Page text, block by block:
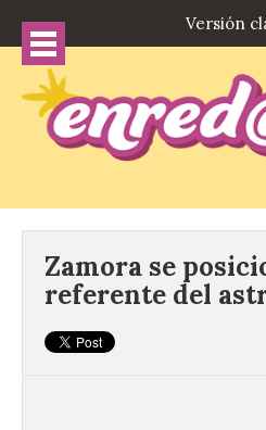
Versión
Zamora se
referente del